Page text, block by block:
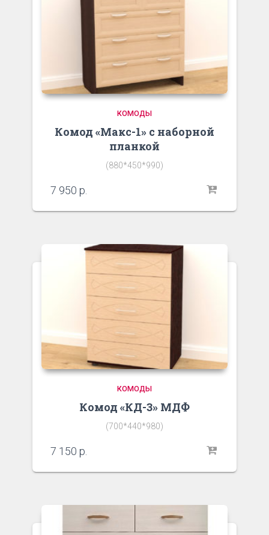
КОМОДЫ
Комод «Макс-1» с наборной
планкой
(880*450*990)
7 950 р.
КОМОДЫ
Комод «КД-3» МДФ
(700*440*980)
7 150 р.